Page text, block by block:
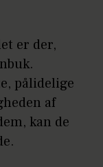
er der,
pålidelige
af
kan de